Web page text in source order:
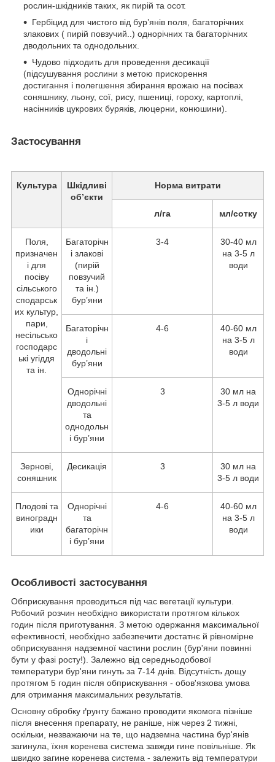
рослин-шкідників таких, як пирій та осот.
Гербіцид для чистого від бур’янів поля, багаторічних
злакових ( пирій повзучий..) однорічних та багаторічних
дводольних та однодольних.
Чудово підходить для проведення десикації
(підсушування рослини з метою прискорення
достигання і полегшення збирання врожаю на посівах
соняшнику, льону, сої, рису, пшениці, гороху, картоплі,
насінників цукрових буряків, люцерни, конюшини).
Застосування
Культура
Шкідливі
об’єкти
Норма витрати
л/га мл/сотку
Поля,
призначен
і для
посіву
сільського
сподарськ
их культур,
пари,
несільсько
господарс
ькі угіддя
та ін.
Багаторічн
і злакові
(пирій
повзучий
та ін.)
бур’яни
3-4
30-40 мл
на 3-5 л
води
Багаторічн
і
дводольні
бур’яни
4-6
40-60 мл
на 3-5 л
води
Однорічні
дводольні
та
однодольн
і бур’яни
3
30 мл на
3-5 л води
Зернові,
соняшник
Десикація 3
30 мл на
3-5 л води
Плодові та
виноградн
ики
Однорічні
та
багаторічн
і бур’яни
4-6
40-60 мл
на 3-5 л
води
Особливості застосування
Обприскування проводиться під час вегетації культури.
Робочий розчин необхідно використати протягом кількох
годин після приготування. З метою одержання максимальної
ефективності, необхідно забезпечити достатнє й рівномірне
обприскування надземної частини рослин (бур'яни повинні
бути у фазі росту!). Залежно від середньодобової
температури бур'яни гинуть за 7-14 днів. Відсутність дощу
протягом 5 годин після обприскування - обов'язкова умова
для отримання максимальних результатів.
Основну обробку ґрунту бажано проводити якомога пізніше
після внесення препарату, не раніше, ніж через 2 тижні,
оскільки, незважаючи на те, що надземна частина бур'янів
загинула, їхня коренева система завжди гине повільніше. Як
швидко загине коренева система - залежить від температури